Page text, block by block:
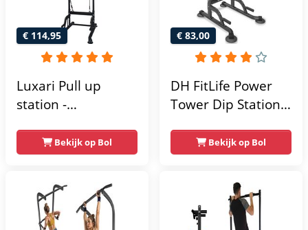
€ 114,95
Luxari Pull up
station -
- Dip Station - Pull
Up Bar -
Krachtstation -
Power Rack -
Bekijk op Bol
€ 83,00
DH FitLife Power
Tower Dip Station |
vrijstaand | dip
barren rugtrainer |
krachtstation
krachttoren |
fitnessstation |
Bekijk op Bol